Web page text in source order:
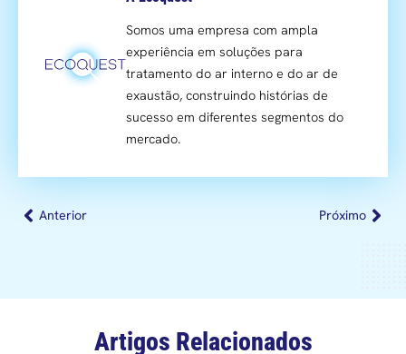
Somos uma empresa com ampla
experiência em soluções para
tratamento do ar interno e do ar de
exaustão, construindo histórias de
sucesso em diferentes segmentos do
mercado.
Anterior Próximo
Artigos Relacionados